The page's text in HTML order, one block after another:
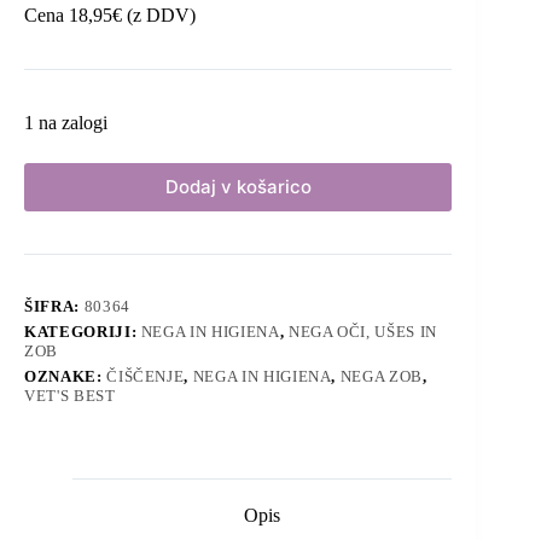
Cena 18,95€ (z DDV)
1 na zalogi
Dodaj v košarico
ŠIFRA: 80364
KATEGORIJI: NEGA IN HIGIENA, NEGA OČI, UŠES IN
ZOB
OZNAKE:ČIŠČENJE, NEGA IN HIGIENA, NEGA ZOB,
VET'S BEST
Opis